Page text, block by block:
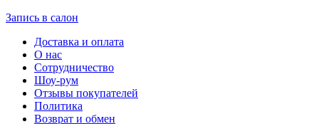
Запись в салон
Доставка и оплата
О нас
Сотрудничество
Шоу-рум
Отзывы покупателей
Политика
Возврат и обмен